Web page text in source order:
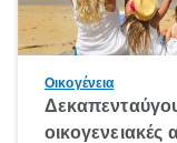
Οικογένεια
οικογενειακές